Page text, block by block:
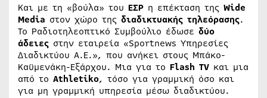
Και με τη «βούλα» του ΕΣΡ η επέκταση της Wide
Media στον χώρο της διαδικτυακής τηλεόρασης.
Το Ραδιοτηλεοπτικό Συμβούλιο έδωσε δύο
άδειες στην εταιρεία «Sportnews Υπηρεσίες
Διαδικτύου Α.Ε.», που ανήκει στους Μπάκο-
Καϋμενάκη-Εξάρχου. Μια για το Flash TV και μια
από το Athletiko, τόσο για γραμμική όσο και
για μη γραμμική υπηρεσία μέσω διαδικτύου.